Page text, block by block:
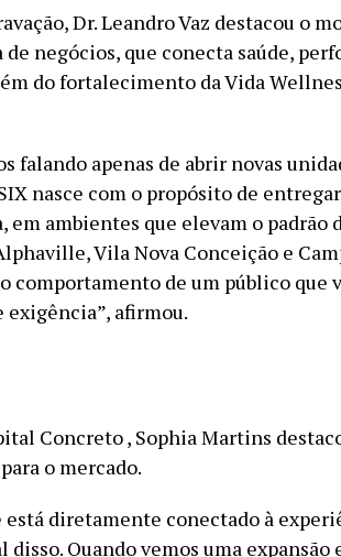
Dr. Leandro Vaz destacou o
de negócios, que conecta saúde,
do fortalecimento da Vida
falando apenas de abrir novas
nasce com o propósito de
ambientes que elevam o padrão
Vila Nova Conceição e
comportamento de um público que
afirmou.
Concreto , Sophia Martins
o mercado.
está diretamente conectado à
disso. Quando vemos uma expansão